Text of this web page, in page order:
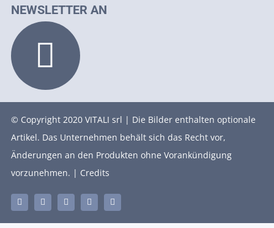
NEWSLETTER AN
© Copyright 2020 VITALI srl | Die Bilder enthalten optionale
Artikel. Das Unternehmen behält sich das Recht vor,
Änderungen an den Produkten ohne Vorankündigung
vorzunehmen. | Credits